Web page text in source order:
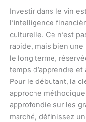
Investir dans le vin
l’intelligence
culturelle. Ce n’est
rapide, mais bien
le long terme,
temps d’apprendre
Pour le débutant, la
approche
approfondie sur les
marché, définissez